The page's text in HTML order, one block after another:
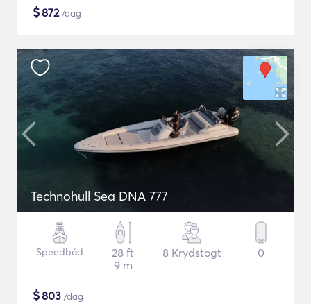
$872/dag
Technohull Sea DNA 777
Speedbåd
28 ft
9 m
8 Krydstogt 0
$803 /dag